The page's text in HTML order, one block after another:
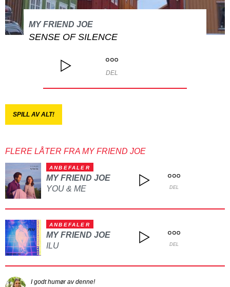
MY FRIEND JOE
SENSE OF SILENCE
DEL
SPILL AV ALT!
FLERE LÅTER FRA MY FRIEND JOE
ANBEFALER
MY FRIEND JOE
YOU & ME
DEL
ANBEFALER
MY FRIEND JOE
ILU
DEL
I godt humør av denne!